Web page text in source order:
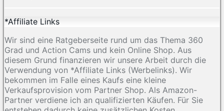
*Affiliate Links
Wir sind eine Ratgeberseite rund um das Thema 360
Grad und Action Cams und kein Online Shop. Aus
diesem Grund finanzieren wir unsere Arbeit durch die
Verwendung von *Affiliate Links (Werbelinks). Wir
bekommen im Falle eines Kaufs eine kleine
Verkaufsprovision vom Partner Shop. Als Amazon-
Partner verdiene ich an qualifizierten Käufen. Für Sie